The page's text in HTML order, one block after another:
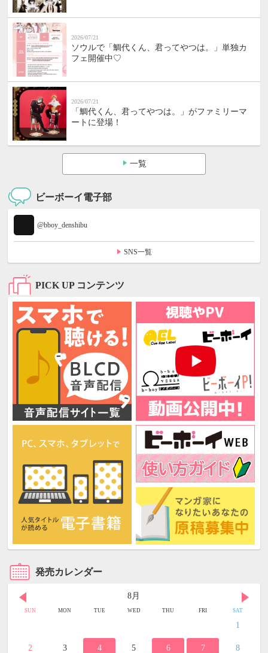
2026/07/21
ソウルで「鯛代くん、君ってやつは。」単独カ
フェ開催中♡
2026/07/21
「鯛代くん、君ってやつは。」がファミリーマ
ートに登場！
一覧
ビーボーイ電子部
@bboy_denshibu
SNS一覧
PICK UP コンテンツ
発売カレンダー
8月
SUN MON TUE WED THU FRI SAT
1
2 3 4 5 6 7 8